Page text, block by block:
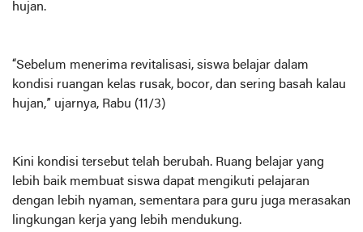
hujan.
“Sebelum menerima revitalisasi, siswa belajar dalam
kondisi ruangan kelas rusak, bocor, dan sering basah kalau
hujan,” ujarnya, Rabu (11/3)
Kini kondisi tersebut telah berubah. Ruang belajar yang
lebih baik membuat siswa dapat mengikuti pelajaran
dengan lebih nyaman, sementara para guru juga merasakan
lingkungan kerja yang lebih mendukung.